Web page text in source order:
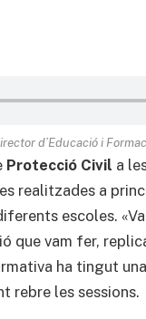
d’Educació i
Protecció Civil a
realitzades a
escoles.
que vam fer,
ha tingut
rebre les sessions.